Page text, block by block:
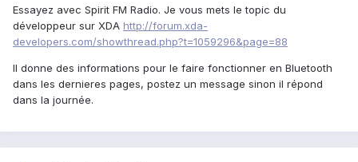
Essayez avec Spirit FM Radio. Je vous mets le topic du
développeur sur XDA http://forum.xda-
developers.com/showthread.php?t=1059296&page=88
Il donne des informations pour le faire fonctionner en Bluetooth
dans les dernieres pages, postez un message sinon il répond
dans la journée.